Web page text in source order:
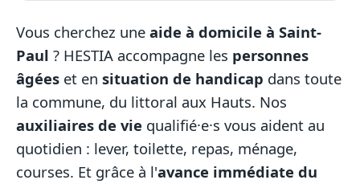
Vous cherchez une aide à domicile à Saint-
Paul ? HESTIA accompagne les personnes
âgées et en situation de handicap dans toute
la commune, du littoral aux Hauts. Nos
auxiliaires de vie qualifié·e·s vous aident au
quotidien : lever, toilette, repas, ménage,
courses. Et grâce à l'avance immédiate du